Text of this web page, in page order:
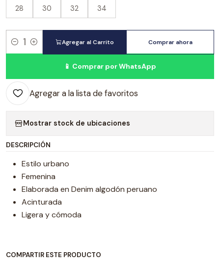
28 30 32 34
Cantidad
Agregar al Carrito Comprar ahora
📱 Comprar por WhatsApp
Agregar a la lista de favoritos
Mostrar stock de ubicaciones
DESCRIPCIÓN
Estilo urbano
Femenina
Elaborada en Denim algodón peruano
Acinturada
Ligera y cómoda
COMPARTIR ESTE PRODUCTO